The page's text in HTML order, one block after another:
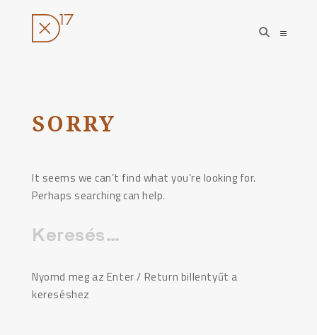
tartalomhoz
open
search
open
SORRY
It seems we can’t find what you’re looking for.
Perhaps searching can help.
Keresés:
Nyomd meg az Enter / Return billentyűt a
kereséshez